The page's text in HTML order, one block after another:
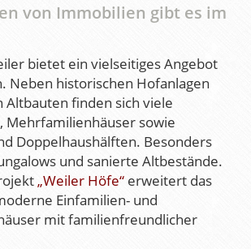
von Immobilien gibt es im
bietet ein vielseitiges Angebot
Neben historischen Hofanlagen
Altbauten finden sich viele
Mehrfamilienhäuser sowie
Doppelhaushälften. Besonders
und sanierte Altbestände.
„Weiler Höfe“ erweitert das
Einfamilien- und
mit familienfreundlicher